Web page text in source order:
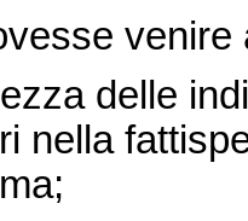
venire
delle
nella